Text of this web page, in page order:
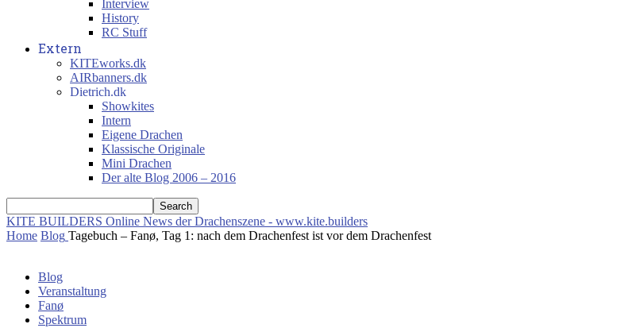
Interview
History
RC Stuff
Extern
KITEworks.dk
AIRbanners.dk
Dietrich.dk
Showkites
Intern
Eigene Drachen
Klassische Originale
Mini Drachen
Der alte Blog 2006 – 2016
KITE BUILDERS Online News der Drachenszene - www.kite.builders
Home Blog Tagebuch – Fanø, Tag 1: nach dem Drachenfest ist vor dem Drachenfest
Blog
Veranstaltung
Fanø
Spektrum